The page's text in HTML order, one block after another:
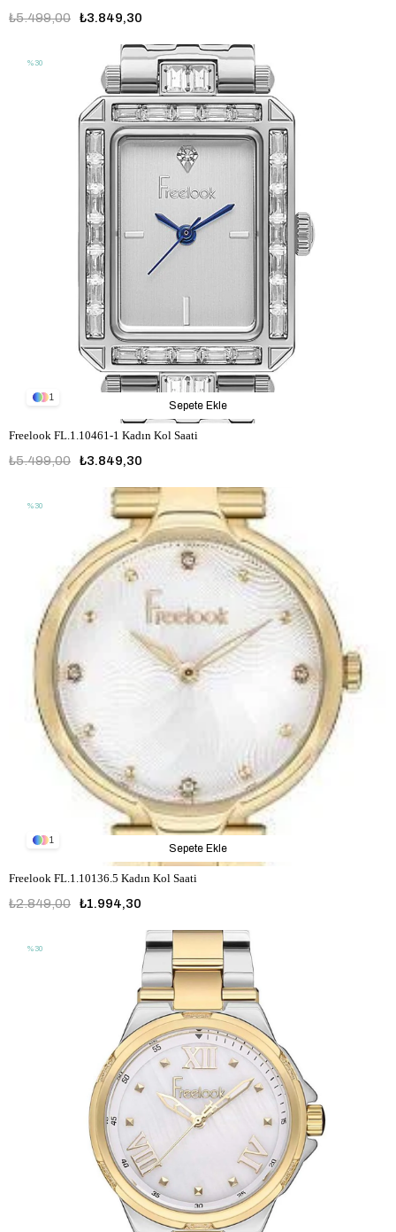
₺3.849,30
₺5.499,00
1
Freelook FL.1.10461-1 Kadın Kol Saati
₺3.849,30
₺5.499,00
Sepete Ekle
%30
1
Freelook FL.1.10136.5 Kadın Kol Saati
₺1.994,30
₺2.849,00
Sepete Ekle
%30
%30